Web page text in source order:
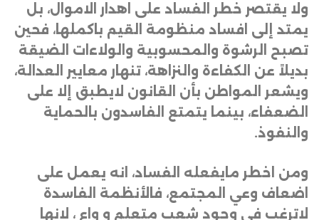
ولا يقتصر خطر الفساد على اهدار الاموال، بل
يمتد إلى افساد منظومة القيم باكملها، فحين
تصبح الرشوة والمحسوبية والولاءات الضيقة
بديلاً عن الكفاءة والنزاهة، تنهار معايير العدالة،
ويشعر المواطن بأن القانون لايطبق إلا على
الضعفاء، بينما يتمتع الفاسدون بالحماية
والنفوذ.
ومن اخطر مايفعله الفساد، انه يعمل على
اضعاف وعي المجتمع، فالأنظمة الفاسدة
لاترغب في وجود شعب متعلم و واعٍ ، لانها